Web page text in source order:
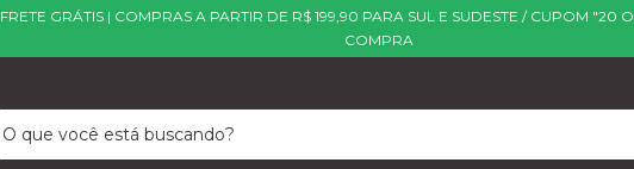
FRETE GRÁTIS | COMPRAS A PARTIR DE R$ 199,90 PARA SUL E SUDESTE / CUPOM "20
COMPRA